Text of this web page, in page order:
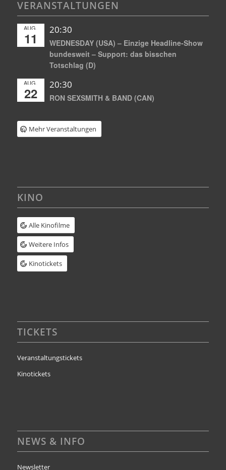
VERANSTALTUNGEN
AUG.
11
20:30
WEDNESDAY (USA) – Einzige Headline-Show
bundesweit – Support: das bisschen
Totschlag (D)
AUG.
22
20:30
RON SEXSMITH & BAND (CAN)
Mehr Veranstaltungen
KINO
Alle Kinofilme
Weitere Infos
Kinotickets
TICKETS
Veranstaltungstickets
Kinotickets
NEWS & INFO
Newsletter